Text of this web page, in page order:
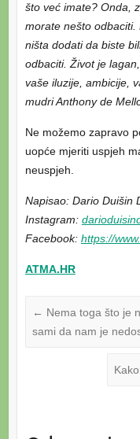
što već imate? Onda,
morate nešto
ništa dodati da biste
odbaciti. Život je
vaše iluzije, ambicije,
mudri Anthony de
Ne možemo zapravo
uopće mjeriti uspjeh
neuspjeh.
Napisao: Dario Duišin
Instagram:
Facebook: https://
ATMA.HR
← Nema toga što je
sami da nam je